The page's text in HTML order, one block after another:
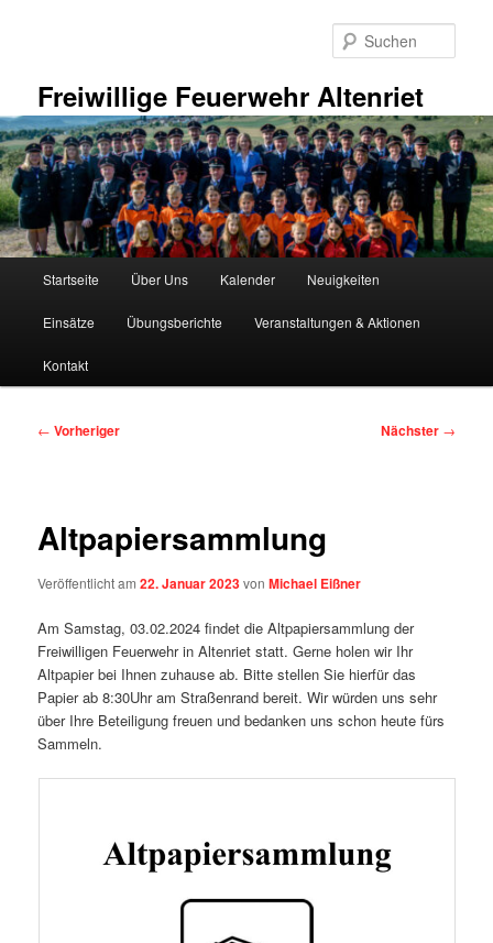
Freiwillige Feuerwehr Altenriet
Startseite Über Uns Kalender Neuigkeiten
Einsätze Übungsberichte Veranstaltungen & Aktionen
Kontakt
Beitragsnavigation
← Vorheriger Nächster →
Altpapiersammlung
Veröffentlicht am22. Januar 2023vonMichael Eißner
Am Samstag, 03.02.2024 findet die Altpapiersammlung der
Freiwilligen Feuerwehr in Altenriet statt. Gerne holen wir Ihr
Altpapier bei Ihnen zuhause ab. Bitte stellen Sie hierfür das
Papier ab 8:30Uhr am Straßenrand bereit. Wir würden uns sehr
über Ihre Beteiligung freuen und bedanken uns schon heute fürs
Sammeln.